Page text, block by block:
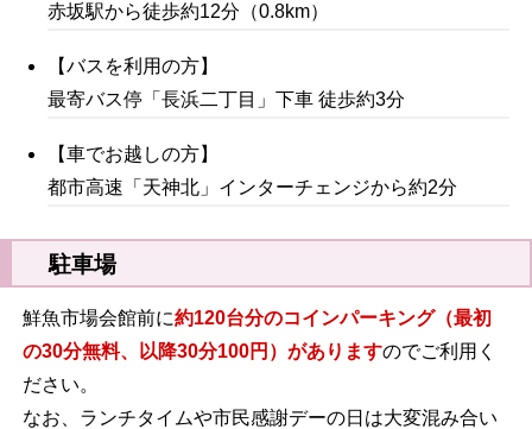
赤坂駅から徒歩約12分（0.8km）
【バスを利用の方】
最寄バス停「長浜二丁目」下車 徒歩約3分
【車でお越しの方】
都市高速「天神北」インターチェンジから約2分
駐車場
鮮魚市場会館前に約120台分のコインパーキング（最初
の30分無料、以降30分100円）がありますのでご利用く
ださい。
なお、ランチタイムや市民感謝デーの日は大変混み合い